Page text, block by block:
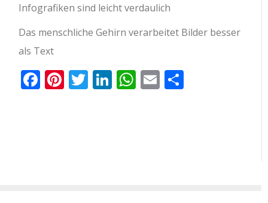
Infografiken sind leicht verdaulich
Das menschliche Gehirn verarbeitet Bilder besser
als Text
Facebook
Pinterest
Twitter
LinkedIn
WhatsApp
Email